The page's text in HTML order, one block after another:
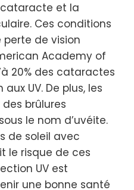
et la
Ces conditions
de vision
Academy of
20% des cataractes
UV. De plus, les
brûlures
le nom d’uvéite.
de soleil avec
le risque de ces
UV est
une bonne santé